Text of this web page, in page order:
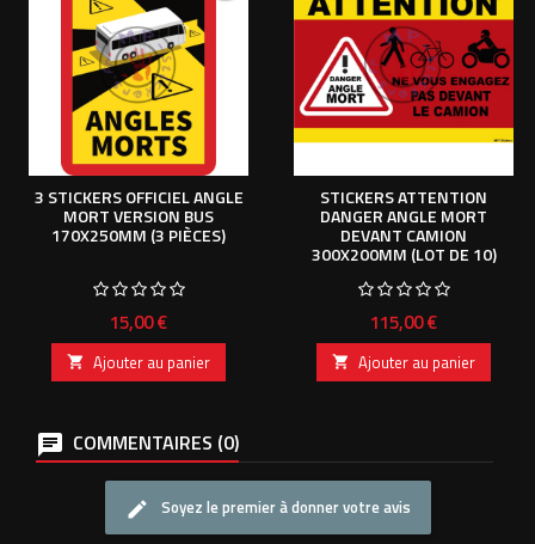
3 STICKERS OFFICIEL ANGLE
MORT VERSION BUS
170X250MM (3 PIÈCES)
Prix
15,00 €
 Ajouter au panier
STICKERS ATTENTION
DANGER ANGLE MORT
DEVANT CAMION
300X200MM (LOT DE 10)
Prix
115,00 €
 Ajouter au panier
COMMENTAIRES (0)
Soyez le premier à donner votre avis